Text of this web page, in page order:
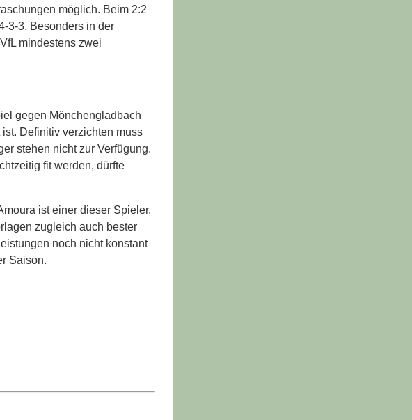
möglich. Beim 2:2
3-3. Besonders in der
mindestens zwei
gegen Mönchengladbach
Definitiv verzichten muss
stehen nicht zur Verfügung.
fit werden, dürfte
ist einer dieser Spieler.
zugleich auch bester
noch nicht konstant
Saison.